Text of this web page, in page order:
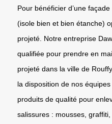
Pour bénéficier d’une
(isole bien et bien étanche)
projeté. Notre entreprise
qualifiée pour prendre en
projeté dans la ville de
la disposition de nos
produits de qualité pour
salissures : mousses,